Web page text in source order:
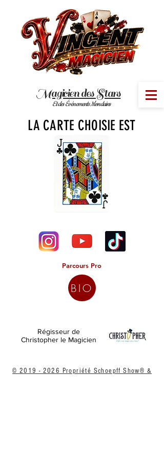
Magicien des Stars
Et des Événements Mondains
MENU
LA CARTE CHOISIE EST
Parcours Pro
BIO
Régisseur de
Christopher le Magicien
© 2019 - 2026 Propriété Schoepff Show® &